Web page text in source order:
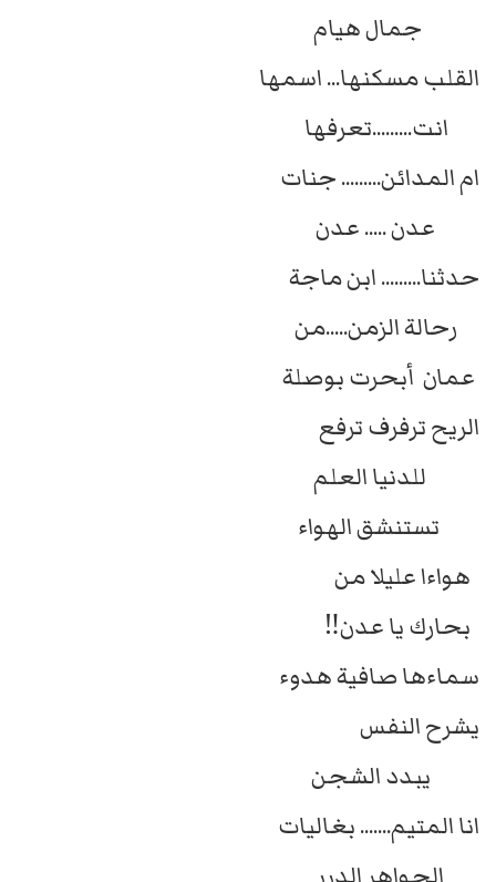
جمال هيام
القلب مسكنها... اسمها
انت.........تعرفها
ام المدائن......... جنات
عدن ..... عدن
حدثنا......... ابن ماجة
رحالة الزمن.....من
عمان أبحرت بوصلة
الريح ترفرف ترفع
للدنيا العلم
تستنشق الهواء
هواءا عليلا من
بحارك يا عدن‼️
سماءها صافية هدوء
يشرح النفس
يبدد الشجن
انا المتيم....... بغاليات